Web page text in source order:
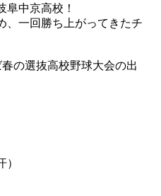
阜中京高校！
、一回勝ち上がってきたチ
の選抜高校野球大会の出